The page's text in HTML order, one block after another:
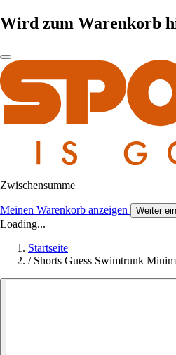
Wird zum Warenkorb
Zwischensumme
Meinen Warenkorb anzeigen Weiter
Loading...
Startseite
/ Shorts Guess Swimtrunk